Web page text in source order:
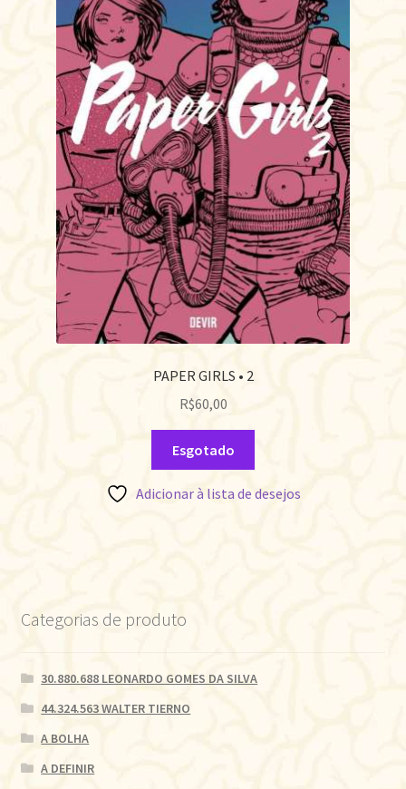
PAPER GIRLS • 2
R$60,00
Esgotado
Adicionar à lista de desejos
Categorias de produto
30.880.688 LEONARDO GOMES DA SILVA
44.324.563 WALTER TIERNO
A BOLHA
A DEFINIR